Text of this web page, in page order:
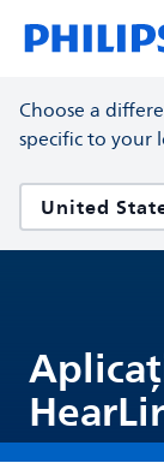
Choose a
specific to your